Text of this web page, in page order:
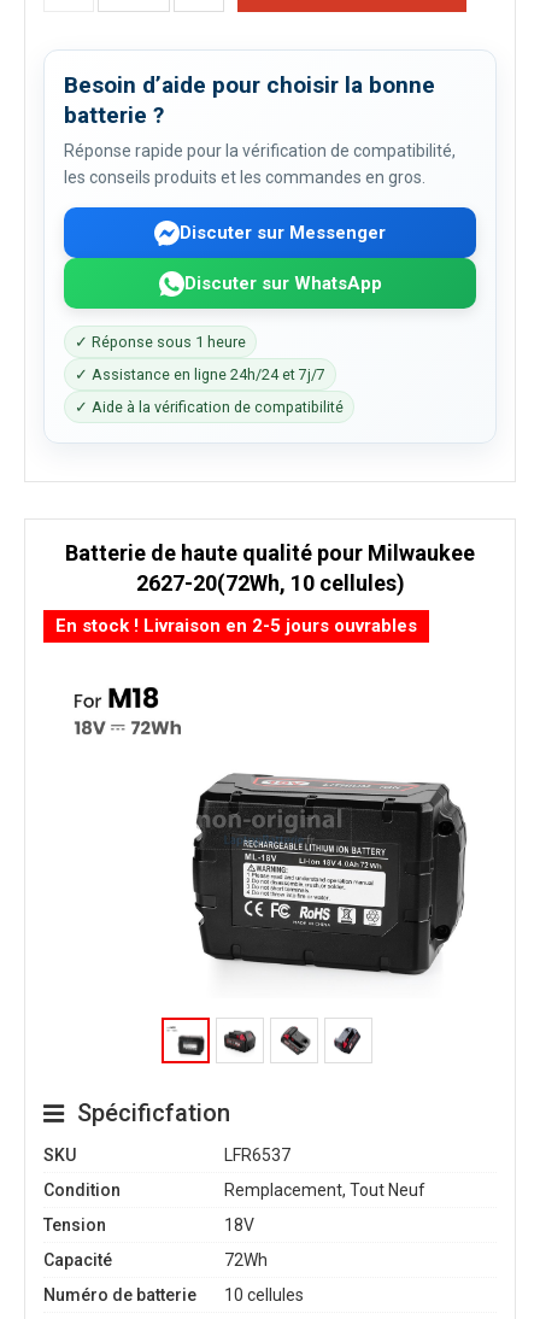
Besoin d’aide pour choisir la bonne
batterie ?
Réponse rapide pour la vérification de compatibilité,
les conseils produits et les commandes en gros.
Discuter sur Messenger
Discuter sur WhatsApp
✓ Réponse sous 1 heure
✓ Assistance en ligne 24h/24 et 7j/7
✓ Aide à la vérification de compatibilité
Batterie de haute qualité pour Milwaukee
2627-20(72Wh, 10 cellules)
En stock ! Livraison en 2-5 jours ouvrables
Spécificfation
SKU
LFR6537
Condition
Remplacement, Tout Neuf
Tension
18V
Capacité
72Wh
Numéro de batterie
10 cellules